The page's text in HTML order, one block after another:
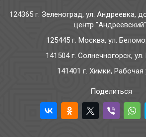
124365 г. Зеленоград, ул. Андреевка,
центр
125445 г. Москва, ул.
141504 г. Солнечногорск, ул.
141401 г. Химки, Рабочая
Поделиться